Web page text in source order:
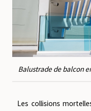
Balustrade de balcon
Les collisions